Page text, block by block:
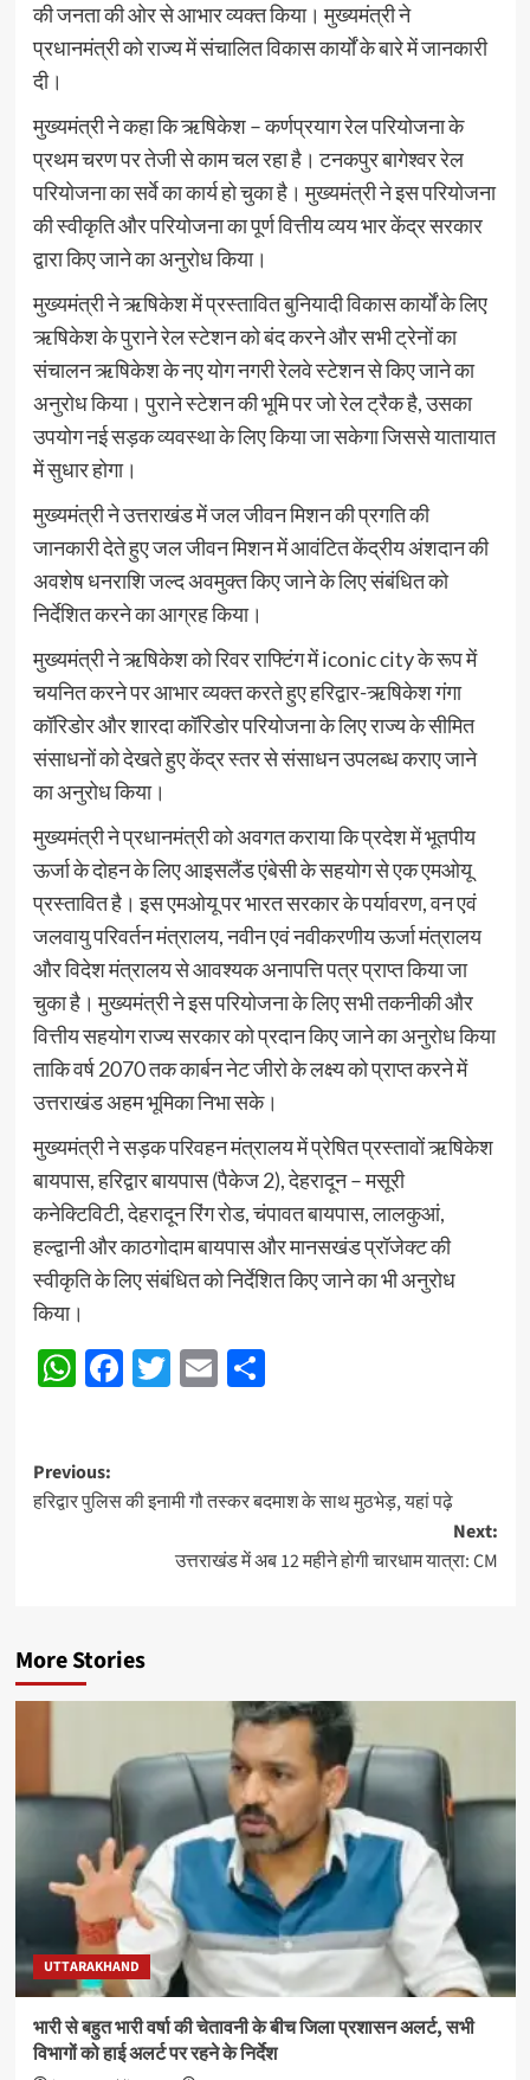
की जनता की ओर से आभार व्यक्त किया। मुख्यमंत्री ने
प्रधानमंत्री को राज्य में संचालित विकास कार्यों के बारे में जानकारी
दी।
मुख्यमंत्री ने कहा कि ऋषिकेश – कर्णप्रयाग रेल परियोजना के
प्रथम चरण पर तेजी से काम चल रहा है। टनकपुर बागेश्वर रेल
परियोजना का सर्वे का कार्य हो चुका है। मुख्यमंत्री ने इस परियोजना
की स्वीकृति और परियोजना का पूर्ण वित्तीय व्यय भार केंद्र सरकार
द्वारा किए जाने का अनुरोध किया।
मुख्यमंत्री ने ऋषिकेश में प्रस्तावित बुनियादी विकास कार्यों के लिए
ऋषिकेश के पुराने रेल स्टेशन को बंद करने और सभी ट्रेनों का
संचालन ऋषिकेश के नए योग नगरी रेलवे स्टेशन से किए जाने का
अनुरोध किया। पुराने स्टेशन की भूमि पर जो रेल ट्रैक है, उसका
उपयोग नई सड़क व्यवस्था के लिए किया जा सकेगा जिससे यातायात
में सुधार होगा।
मुख्यमंत्री ने उत्तराखंड में जल जीवन मिशन की प्रगति की
जानकारी देते हुए जल जीवन मिशन में आवंटित केंद्रीय अंशदान की
अवशेष धनराशि जल्द अवमुक्त किए जाने के लिए संबंधित को
निर्देशित करने का आग्रह किया।
मुख्यमंत्री ने ऋषिकेश को रिवर राफ्टिंग में iconic city के रूप में
चयनित करने पर आभार व्यक्त करते हुए हरिद्वार-ऋषिकेश गंगा
कॉरिडोर और शारदा कॉरिडोर परियोजना के लिए राज्य के सीमित
संसाधनों को देखते हुए केंद्र स्तर से संसाधन उपलब्ध कराए जाने
का अनुरोध किया।
मुख्यमंत्री ने प्रधानमंत्री को अवगत कराया कि प्रदेश में भूतपीय
ऊर्जा के दोहन के लिए आइसलैंड एंबेसी के सहयोग से एक एमओयू
प्रस्तावित है। इस एमओयू पर भारत सरकार के पर्यावरण, वन एवं
जलवायु परिवर्तन मंत्रालय, नवीन एवं नवीकरणीय ऊर्जा मंत्रालय
और विदेश मंत्रालय से आवश्यक अनापत्ति पत्र प्राप्त किया जा
चुका है। मुख्यमंत्री ने इस परियोजना के लिए सभी तकनीकी और
वित्तीय सहयोग राज्य सरकार को प्रदान किए जाने का अनुरोध किया
ताकि वर्ष 2070 तक कार्बन नेट जीरो के लक्ष्य को प्राप्त करने में
उत्तराखंड अहम भूमिका निभा सके।
मुख्यमंत्री ने सड़क परिवहन मंत्रालय में प्रेषित प्रस्तावों ऋषिकेश
बायपास, हरिद्वार बायपास (पैकेज 2), देहरादून – मसूरी
कनेक्टिविटी, देहरादून रिंग रोड, चंपावत बायपास, लालकुआं,
हल्द्वानी और काठगोदाम बायपास और मानसखंड प्रॉजेक्ट की
स्वीकृति के लिए संबंधित को निर्देशित किए जाने का भी अनुरोध
किया।
WhatsApp
Facebook
Twitter
EmailShare
Post
navigation
Previous:
हरिद्वार पुलिस की इनामी गौ तस्कर बदमाश के साथ मुठभेड़, यहां पढ़े
Next:
उत्तराखंड में अब 12 महीने होगी चारधाम यात्रा: CM
More Stories
UTTARAKHAND
भारी से बहुत भारी वर्षा की चेतावनी के बीच जिला प्रशासन अलर्ट, सभी
विभागों को हाई अलर्ट पर रहने के निर्देश